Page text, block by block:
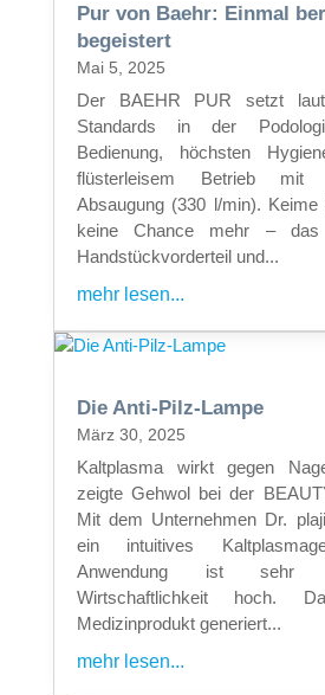
Pur von Baehr: Einmal
begeistert
Mai 5, 2025
Der BAEHR PUR setzt
Standards in der
Bedienung, höchsten
flüsterleisem Betrieb mit
Absaugung (330 l/min). Keime
keine Chance mehr – das
Handstückvorderteil und...
mehr lesen...
Die Anti-Pilz-Lampe
März 30, 2025
Kaltplasma wirkt gegen
zeigte Gehwol bei der
Mit dem Unternehmen Dr.
ein intuitives
Anwendung ist sehr
Wirtschaftlichkeit hoch.
Medizinprodukt generiert...
mehr lesen...